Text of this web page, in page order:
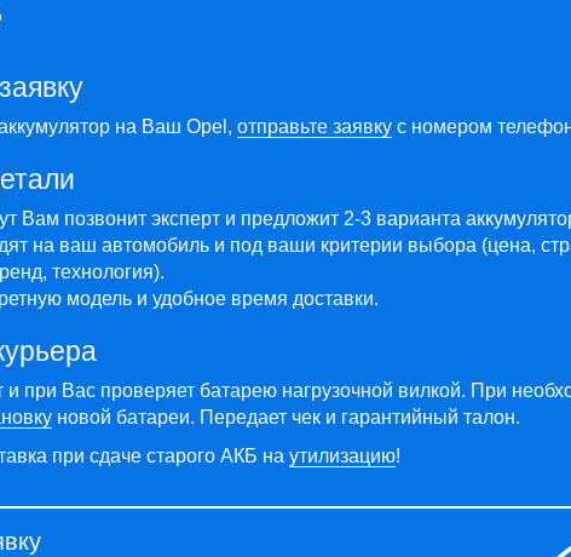
на Ваш Opel, отправьте заявку с номером
Вам позвонит эксперт и предложит 2-3 варианта
на ваш автомобиль и под ваши критерии выбора (цена,
технология).
модель и удобное время доставки.
и при Вас проверяет батарею нагрузочной вилкой. При
новой батареи. Передает чек и гарантийный талон.
при сдаче старого АКБ на утилизацию!